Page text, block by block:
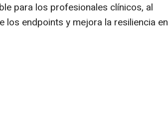
para los profesionales clínicos, al
endpoints y mejora la resiliencia en